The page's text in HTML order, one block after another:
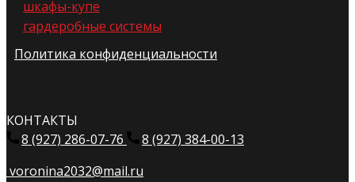
шкафы-купе
гардеробные системы
Политика конфиденциальности
КОНТАКТЫ
8 (927) 286-07-76
8 (927) 384-00-13
voronina2032@mail.ru